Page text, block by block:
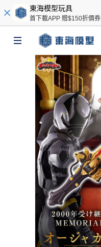
東海模型玩具
首下載APP 贈$150折價券